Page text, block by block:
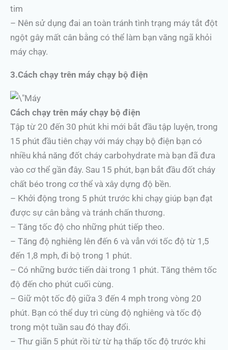
tim
– Nên sử dụng đai an toàn tránh tình trạng máy tắt đột
ngột gây mất cân bằng có thể làm bạn văng ngã khỏi
máy chạy.
3.Cách chạy trên máy chạy bộ điện
Cách chạy trên máy chạy bộ điện
Tập từ 20 đến 30 phút khi mới bắt đầu tập luyện, trong
15 phút đầu tiên chạy với máy chạy bộ điện bạn có
nhiều khả năng đốt cháy carbohydrate mà bạn đã đưa
vào cơ thể gần đây. Sau 15 phút, bạn bắt đầu đốt cháy
chất béo trong cơ thể và xây dựng độ bền.
– Khởi động trong 5 phút trước khi chạy giúp bạn đạt
được sự cân bằng và tránh chấn thương.
– Tăng tốc độ cho những phút tiếp theo.
– Tăng độ nghiêng lên đến 6 và vẫn với tốc độ từ 1,5
đến 1,8 mph, đi bộ trong 1 phút.
– Có những bước tiến dài trong 1 phút. Tăng thêm tốc
độ đến cho phút cuối cùng.
– Giữ một tốc độ giữa 3 đến 4 mph trong vòng 20
phút. Bạn có thể duy trì cùng độ nghiêng và tốc độ
trong một tuần sau đó thay đổi.
– Thư giãn 5 phút rồi từ từ hạ thấp tốc độ trước khi